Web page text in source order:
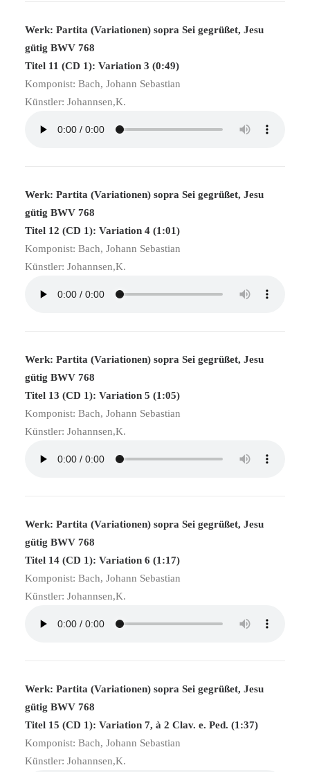
Werk: Partita (Variationen) sopra Sei gegrüßet, Jesu
gütig BWV 768
Titel 11 (CD 1): Variation 3 (0:49)
Komponist: Bach, Johann Sebastian
Künstler: Johannsen,K.
Werk: Partita (Variationen) sopra Sei gegrüßet, Jesu
gütig BWV 768
Titel 12 (CD 1): Variation 4 (1:01)
Komponist: Bach, Johann Sebastian
Künstler: Johannsen,K.
Werk: Partita (Variationen) sopra Sei gegrüßet, Jesu
gütig BWV 768
Titel 13 (CD 1): Variation 5 (1:05)
Komponist: Bach, Johann Sebastian
Künstler: Johannsen,K.
Werk: Partita (Variationen) sopra Sei gegrüßet, Jesu
gütig BWV 768
Titel 14 (CD 1): Variation 6 (1:17)
Komponist: Bach, Johann Sebastian
Künstler: Johannsen,K.
Werk: Partita (Variationen) sopra Sei gegrüßet, Jesu
gütig BWV 768
Titel 15 (CD 1): Variation 7, à 2 Clav. e. Ped. (1:37)
Komponist: Bach, Johann Sebastian
Künstler: Johannsen,K.